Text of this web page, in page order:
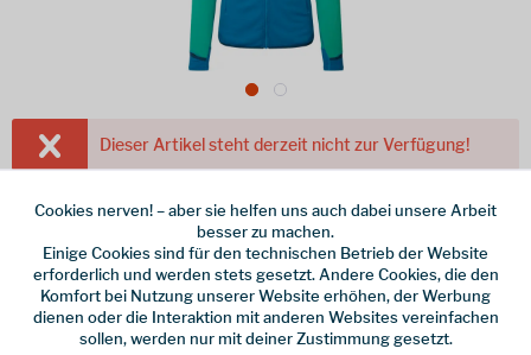
Dieser Artikel steht derzeit nicht zur Verfügung!
139,90 € *
/ Versandkostenfrei!
Farbe
Größe
Größentabelle >
Cookies nerven! – aber sie helfen uns auch dabei unsere Arbeit
besser zu machen.
Einige Cookies sind für den technischen Betrieb der Website
erforderlich und werden stets gesetzt. Andere Cookies, die den
Komfort bei Nutzung unserer Website erhöhen, der Werbung
dienen oder die Interaktion mit anderen Websites vereinfachen
sollen, werden nur mit deiner Zustimmung gesetzt.